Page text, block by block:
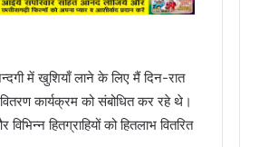
में खुशियाँ लाने के लिए मैं दिन-रात
कार्यक्रम को संबोधित कर रहे थे।
हितग्राहियों को हितलाभ वितरित